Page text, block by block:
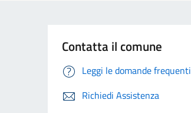
Contatta il comune
Leggi le domande frequenti
Richiedi Assistenza